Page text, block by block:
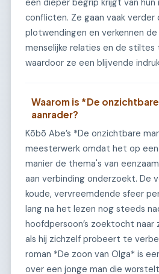
een dieper begrip krijgt van
conflicten. Ze gaan vaak verder
plotwendingen en verkennen
menselijke relaties en de stiltes
waardoor ze een blijvende
Waarom is *De
aanrader?
Kōbō Abe’s *De onzichtbare
meesterwerk omdat het op
manier de thema's van
aan verbinding onderzoekt. De
koude, vervreemdende sfeer
lang na het lezen nog steeds
hoofdpersoon’s zoektocht naar
als hij zichzelf probeert te
roman *De zoon van Olga* is
over een jonge man die